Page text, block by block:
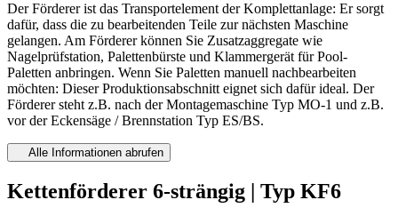
Der Förderer ist das Transportelement der Komplettanlage: Er sorgt
dafür, dass die zu bearbeitenden Teile zur nächsten Maschine
gelangen. Am Förderer können Sie Zusatzaggregate wie
Nagelprüfstation, Palettenbürste und Klammergerät für Pool-
Paletten anbringen. Wenn Sie Paletten manuell nachbearbeiten
möchten: Dieser Produktionsabschnitt eignet sich dafür ideal. Der
Förderer steht z.B. nach der Montagemaschine Typ MO-1 und z.B.
vor der Eckensäge / Brennstation Typ ES/BS.
Alle Informationen abrufen
Kettenförderer 6-strängig | Typ KF6